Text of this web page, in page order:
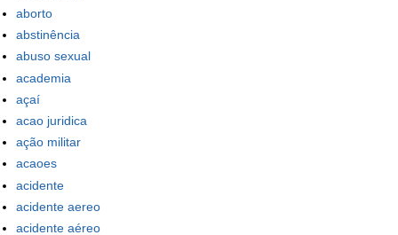
aborto
abstinência
abuso sexual
academia
açaí
acao juridica
ação militar
acaoes
acidente
acidente aereo
acidente aéreo